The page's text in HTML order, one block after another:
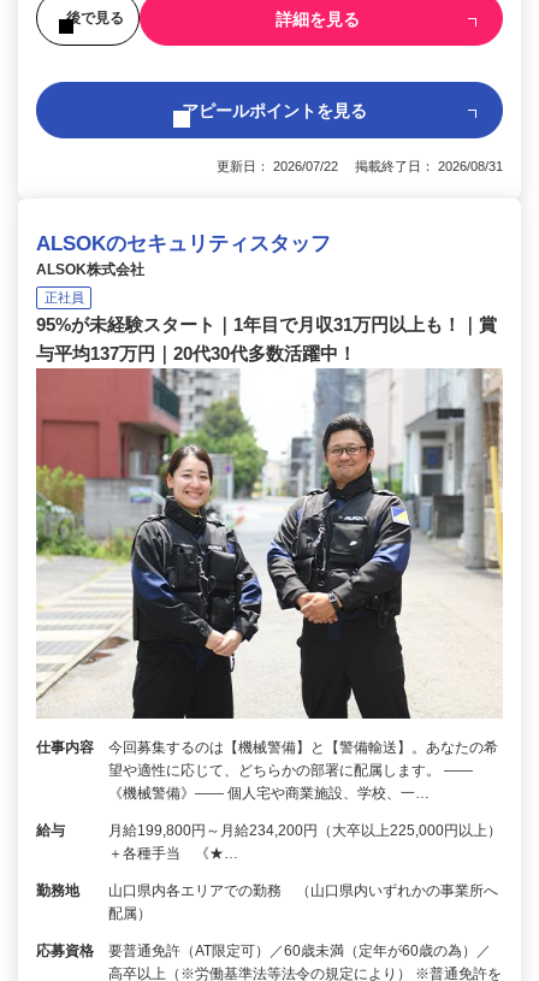
後で見る 詳細を見る
アピールポイントを見る
更新日： 2026/07/22 掲載終了日： 2026/08/31
ALSOKのセキュリティスタッフ
ALSOK株式会社
正社員
95%が未経験スタート｜1年目で月収31万円以上も！｜賞
与平均137万円｜20代30代多数活躍中！
仕事内容
今回募集するのは【機械警備】と【警備輸送】。あなたの希
望や適性に応じて、どちらかの部署に配属します。 ――
《機械警備》―― 個人宅や商業施設、学校、一…
給与
月給199,800円～月給234,200円（大卒以上225,000円以上）
＋各種手当 《★…
勤務地
山口県内各エリアでの勤務 （山口県内いずれかの事業所へ
配属）
応募資格
要普通免許（AT限定可）／60歳未満（定年が60歳の為）／
高卒以上（※労働基準法等法令の規定により） ※普通免許を